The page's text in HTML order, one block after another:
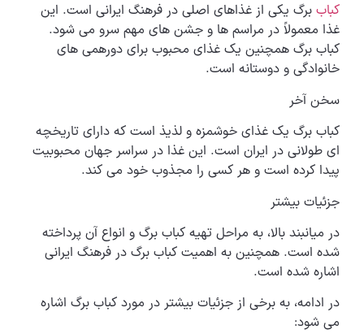
کباب برگ یکی از غذاهای اصلی در فرهنگ ایرانی است. این
غذا معمولاً در مراسم ها و جشن های مهم سرو می شود.
کباب برگ همچنین یک غذای محبوب برای دورهمی های
خانوادگی و دوستانه است.
سخن آخر
کباب برگ یک غذای خوشمزه و لذیذ است که دارای تاریخچه
ای طولانی در ایران است. این غذا در سراسر جهان محبوبیت
پیدا کرده است و هر کسی را مجذوب خود می کند.
جزئیات بیشتر
در میانبند بالا، به مراحل تهیه کباب برگ و انواع آن پرداخته
شده است. همچنین به اهمیت کباب برگ در فرهنگ ایرانی
اشاره شده است.
در ادامه، به برخی از جزئیات بیشتر در مورد کباب برگ اشاره
می شود: